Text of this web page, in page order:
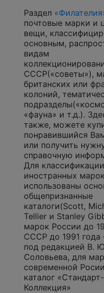
Раздел
почтовые марки и
вещи,
основным,
видам
СССР(«советы»),
британских или
колоний,
«фауна» и т.д.).
также, можете
понравившийся
или получить
справочную
Для классификации
иностранных
использованы
общепризнанные
каталоги(Scott,
Tellier и Stanley
марок России до
СССР до 1991 года
под редакцией В.
Соловьева, для
современной
каталог «Стандарт-
Коллекция»